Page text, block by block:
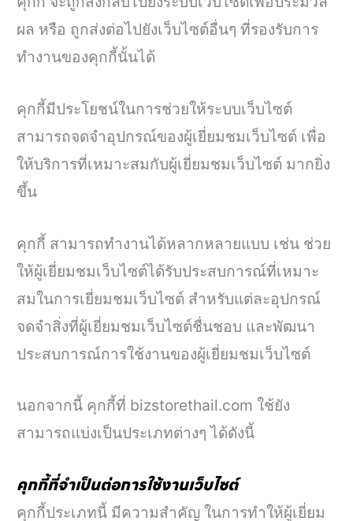
ผล หรือ ถูกส่งต่อไปยังเว็บไซต์อื่นๆ ที่รองรับการ
ทำงานของคุกกี้นั้นได้
คุกกี้มีประโยชน์ในการช่วยให้ระบบเว็บไซต์
สามารถจดจำอุปกรณ์ของผู้เยี่ยมชมเว็บไซต์ เพื่อ
ให้บริการที่เหมาะสมกับผู้เยี่ยมชมเว็บไซต์ มากยิ่ง
ขึ้น
คุกกี้ สามารถทำงานได้หลากหลายแบบ เช่น ช่วย
ให้ผู้เยี่ยมชมเว็บไซต์ได้รับประสบการณ์ที่เหมาะ
สมในการเยี่ยมชมเว็บไซต์ สำหรับแต่ละอุปกรณ์
จดจำสิ่งที่ผู้เยี่ยมชมเว็บไซต์ชื่นชอบ และพัฒนา
ประสบการณ์การใช้งานของผู้เยี่ยมชมเว็บไซต์
นอกจากนี้ คุกกี้ที่ bizstorethail.com ใช้ยัง
สามารถแบ่งเป็นประเภทต่างๆ ได้ดังนี้
คุกกี้ที่จำเป็นต่อการใช้งานเว็บไซต์
คุกกี้ประเภทนี้ มีความสำคัญ ในการทำให้ผู้เยี่ยม